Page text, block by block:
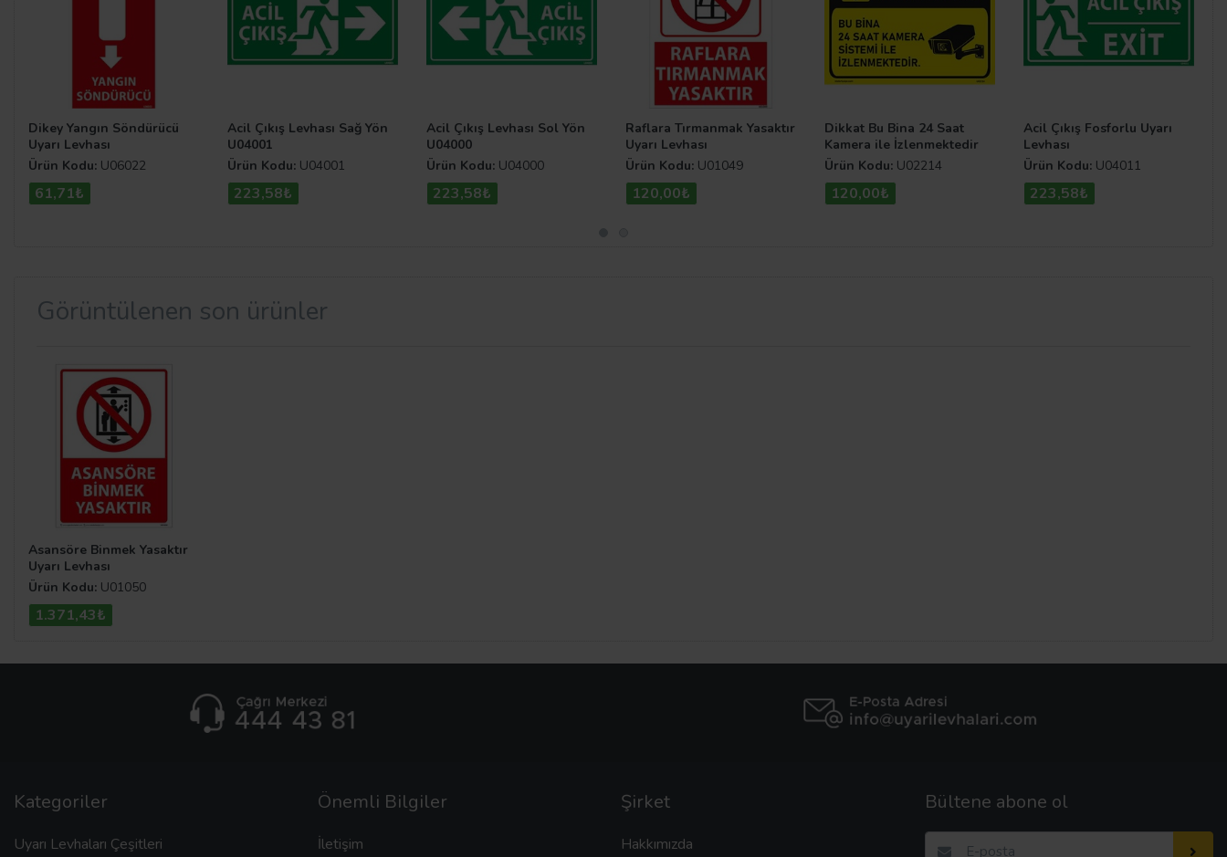
Dikey Yangın Söndürücü
Uyarı Levhası
Ürün Kodu: U06022
61,71₺
Acil Çıkış Levhası Sağ Yön
U04001
Ürün Kodu: U04001
223,58₺
Acil Çıkış Levhası Sol Yön
U04000
Ürün Kodu: U04000
223,58₺
Raflara Tırmanmak Yasaktır
Uyarı Levhası
Ürün Kodu: U01049
120,00₺
Dikkat Bu Bina 24 Saat
Kamera ile İzlenmektedir
Uyarı Levhası
Ürün Kodu: U02214
120,00₺
Acil Çıkış Fosforlu Uyarı
Levhası
Ürün Kodu: U04011
223,58₺
Görüntülenen son ürünler
Asansöre Binmek Yasaktır
Uyarı Levhası
Ürün Kodu: U01050
1.371,43₺
Kategoriler
Uyarı Levhaları Çeşitleri
Önemli Bilgiler
İletişim
Şirket
Hakkımızda
Bültene abone ol